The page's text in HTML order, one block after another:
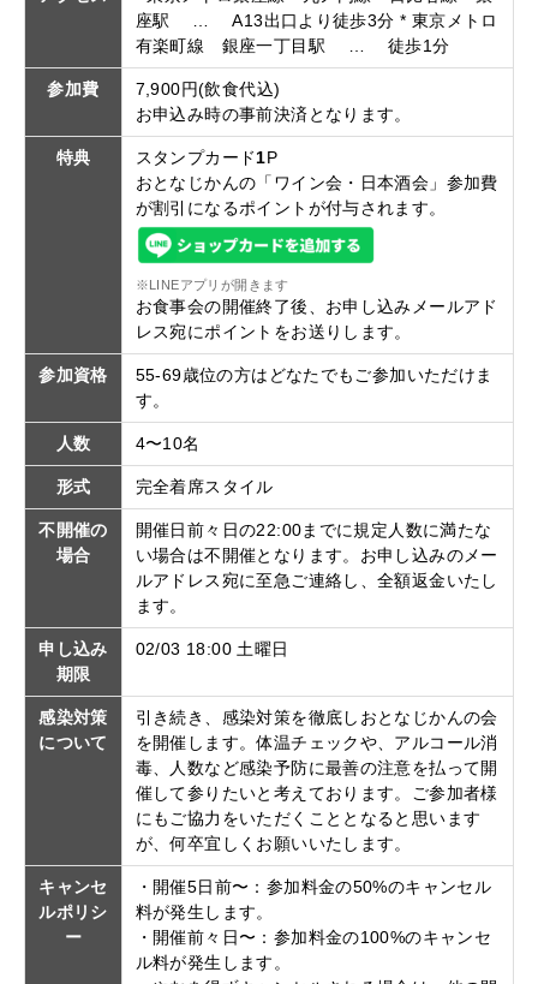
座駅 … A13出口より徒歩3分 * 東京メトロ
有楽町線 銀座一丁目駅 … 徒歩1分
参加費
7,900円(飲食代込)
お申込み時の事前決済となります。
特典 スタンプカード1P
おとなじかんの「ワイン会・日本酒会」参加費
が割引になるポイントが付与されます。
※LINEアプリが開きます
お食事会の開催終了後、お申し込みメールアド
レス宛にポイントをお送りします。
参加資格
55-69歳位の方はどなたでもご参加いただけま
す。
人数 4〜10名
形式 完全着席スタイル
不開催の
場合
開催日前々日の22:00までに規定人数に満たな
い場合は不開催となります。お申し込みのメー
ルアドレス宛に至急ご連絡し、全額返金いたし
ます。
申し込み
期限
02/03 18:00 土曜日
感染対策
について
引き続き、感染対策を徹底しおとなじかんの会
を開催します。体温チェックや、アルコール消
毒、人数など感染予防に最善の注意を払って開
催して参りたいと考えております。ご参加者様
にもご協力をいただくこととなると思います
が、何卒宜しくお願いいたします。
キャンセ
ルポリシ
ー
・開催5日前〜：参加料金の50%のキャンセル
料が発生します。
・開催前々日〜：参加料金の100%のキャンセ
ル料が発生します。